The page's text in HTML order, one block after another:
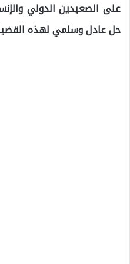
على الصعيدين الدولي
حل عادل وسلمي لهذه